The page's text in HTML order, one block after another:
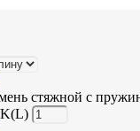
стяжной с